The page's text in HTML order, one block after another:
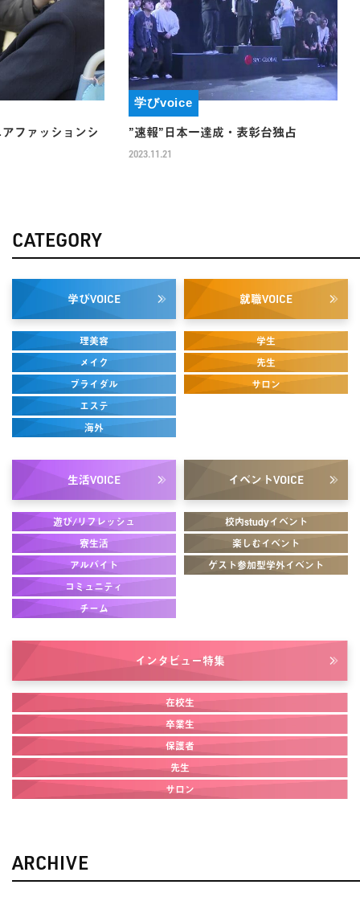
成・表彰台独占
学びvoice
姉妹校BBS日韓交流イベント
2023.10.28
CATEGORY
学びVOICE
理美容
メイク
ブライダル
エステ
海外
就職VOICE
学生
先生
サロン
生活VOICE
遊び/リフレッシュ
寮生活
アルバイト
コミュニティ
チーム
イベントVOICE
校内studyイベント
楽しむイベント
ゲスト参加型学外イベント
インタビュー特集
在校生
卒業生
保護者
先生
サロン
ARCHIVE